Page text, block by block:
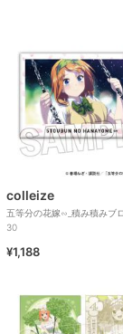
colleize
五等分の花嫁∽_積み積みブ
30
¥1,188